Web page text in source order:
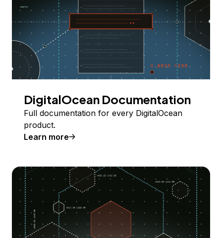
DigitalOcean Documentation
Full documentation for every DigitalOcean
product.
Learn more